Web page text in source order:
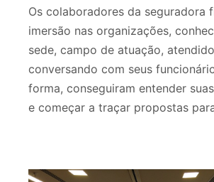
Os colaboradores da seguradora
imersão nas organizações,
sede, campo de atuação,
conversando com seus
forma, conseguiram entender
e começar a traçar propostas